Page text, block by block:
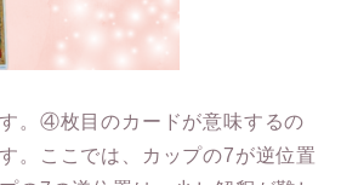
。④枚目のカードが意味するの
。ここでは、カップの7が逆位置